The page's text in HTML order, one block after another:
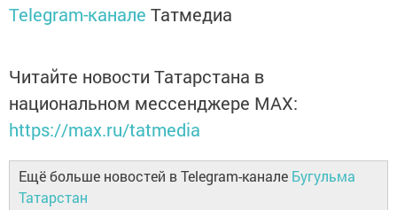
Telegram-канале Татмедиа
Читайте новости Татарстана в
национальном мессенджере MАХ:
https://max.ru/tatmedia
Ещё больше новостей в Telegram-канале Бугульма
Татарстан